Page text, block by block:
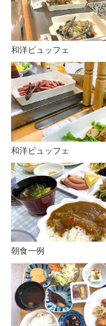
和洋ビュッフェ
和洋ビュッフェ
朝食一例